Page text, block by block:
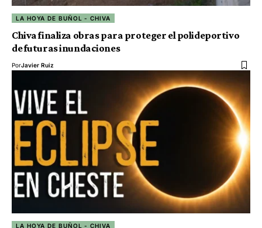
LA HOYA DE BUÑOL - CHIVA
Chiva finaliza obras para proteger el polideportivo
de futuras inundaciones
PorJavier Ruiz
LA HOYA DE BUÑOL - CHIVA